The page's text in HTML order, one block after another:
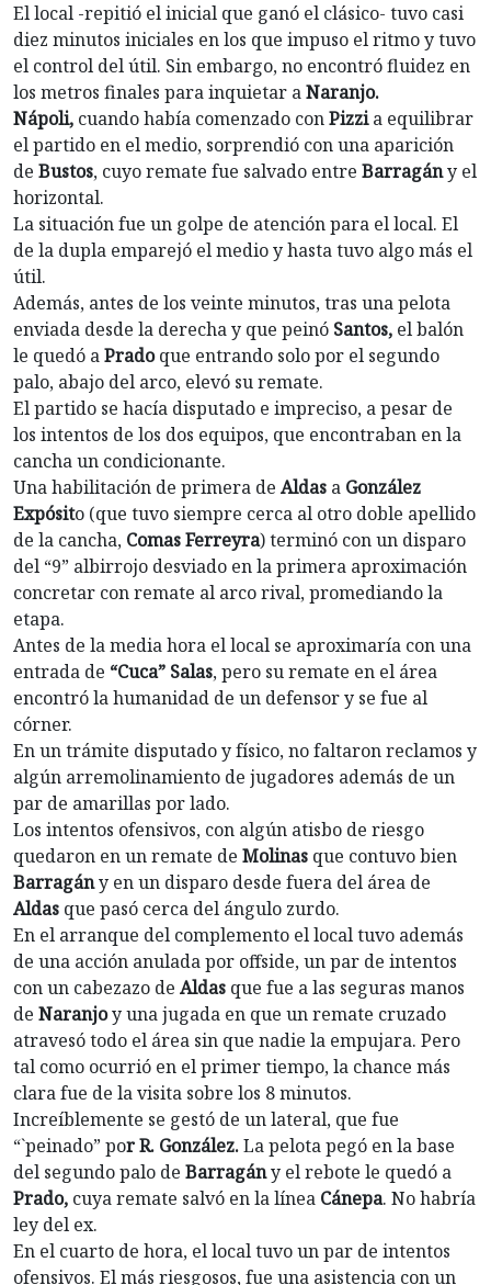
El local -repitió el inicial que ganó el clásico- tuvo casi
diez minutos iniciales en los que impuso el ritmo y tuvo
el control del útil. Sin embargo, no encontró fluidez en
los metros finales para inquietar aNaranjo.
Nápoli, cuando había comenzado conPizzia equilibrar
el partido en el medio, sorprendió con una aparición
de Bustos, cuyo remate fue salvado entre Barragány el
horizontal.
La situación fue un golpe de atención para el local. El
de la dupla emparejó el medio y hasta tuvo algo más el
útil.
Además, antes de los veinte minutos, tras una pelota
enviada desde la derecha y que peinó Santos, el balón
le quedó aPradoque entrando solo por el segundo
palo, abajo del arco, elevó su remate.
El partido se hacía disputado e impreciso, a pesar de
los intentos de los dos equipos, que encontraban en la
cancha un condicionante.
Una habilitación de primera de Aldas a González
Expósito (que tuvo siempre cerca al otro doble apellido
de la cancha, Comas Ferreyra) terminó con un disparo
del “9” albirrojo desviado en la primera aproximación
concretar con remate al arco rival, promediando la
etapa.
Antes de la media hora el local se aproximaría con una
entrada de “Cuca” Salas, pero su remate en el área
encontró la humanidad de un defensor y se fue al
córner.
En un trámite disputado y físico, no faltaron reclamos y
algún arremolinamiento de jugadores además de un
par de amarillas por lado.
Los intentos ofensivos, con algún atisbo de riesgo
quedaron en un remate de Molinas que contuvo bien
Barragány en un disparo desde fuera del área de
Aldas que pasó cerca del ángulo zurdo.
En el arranque del complemento el local tuvo además
de una acción anulada por offside, un par de intentos
con un cabezazo de Aldas que fue a las seguras manos
de Naranjoy una jugada en que un remate cruzado
atravesó todo el área sin que nadie la empujara. Pero
tal como ocurrió en el primer tiempo, la chance más
clara fue de la visita sobre los 8 minutos.
Increíblemente se gestó de un lateral, que fue
“`peinado” por R. González.La pelota pegó en la base
del segundo palo de Barragány el rebote le quedó a
Prado, cuya remate salvó en la línea Cánepa. No habría
ley del ex.
En el cuarto de hora, el local tuvo un par de intentos
ofensivos. El más riesgosos, fue una asistencia con un